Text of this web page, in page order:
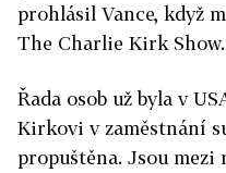
prohlásil Vance, když
The Charlie Kirk Show.
Řada osob už byla v
Kirkovi v zaměstnání
propuštěna. Jsou